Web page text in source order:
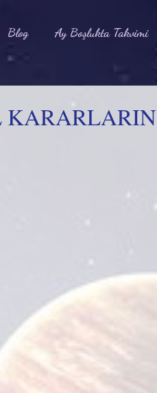
Blog Ay Boşlukta Takvimi
KARARLARIN